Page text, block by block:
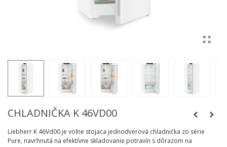
CHLADNIČKA K 46VD00
Liebherr K 46Vd00 je voľne stojaca jednodverová chladnička zo série
Pure, navrhnutá na efektívne skladovanie potravín s dôrazom na